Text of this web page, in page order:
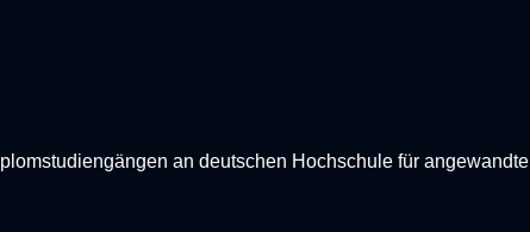
an deutschen Hochschule für angewandte